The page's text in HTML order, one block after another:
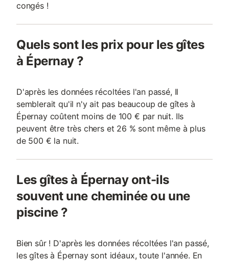
congés !
Quels sont les prix pour les gîtes
à Épernay ?
D'après les données récoltées l'an passé, Il
semblerait qu'il n'y ait pas beaucoup de gîtes à
Épernay coûtent moins de 100 € par nuit. Ils
peuvent être très chers et 26 % sont même à plus
de 500 € la nuit.
Les gîtes à Épernay ont-ils
souvent une cheminée ou une
piscine ?
Bien sûr ! D'après les données récoltées l'an passé,
les gîtes à Épernay sont idéaux, toute l'année. En